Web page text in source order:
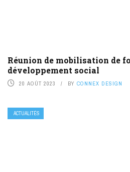
Réunion de mobilisation de
développement social
20 AOÛT 2023 BY CONNEX DESIGN
ACTUALITÉS